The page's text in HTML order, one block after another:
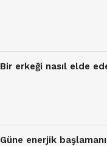
Bir erkeği nasıl elde
Güne enerjik